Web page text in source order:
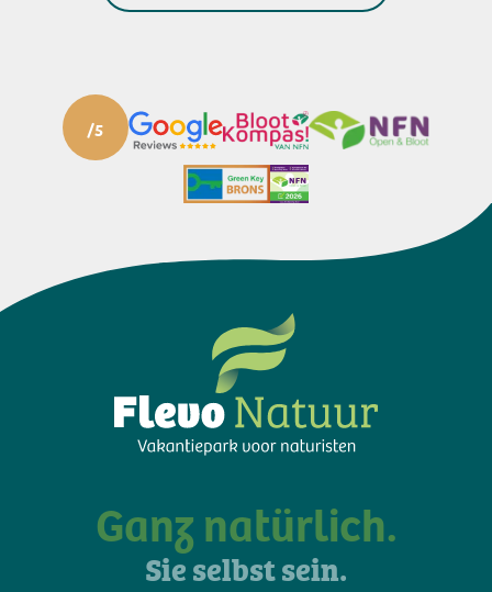
Ganz natürlich.
Sie selbst sein.